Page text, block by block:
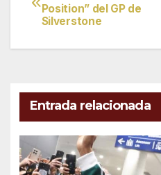
de
entradas
Position” del GP de
Silverstone
Entrada relacionada